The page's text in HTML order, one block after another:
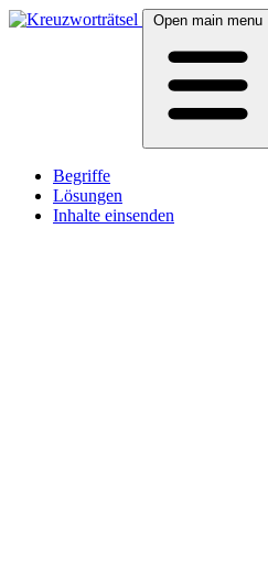
Open main menu
Begriffe
Lösungen
Inhalte einsenden